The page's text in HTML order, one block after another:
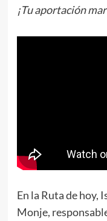
¡Tu aportación
En la Ruta de hoy,
Monje,